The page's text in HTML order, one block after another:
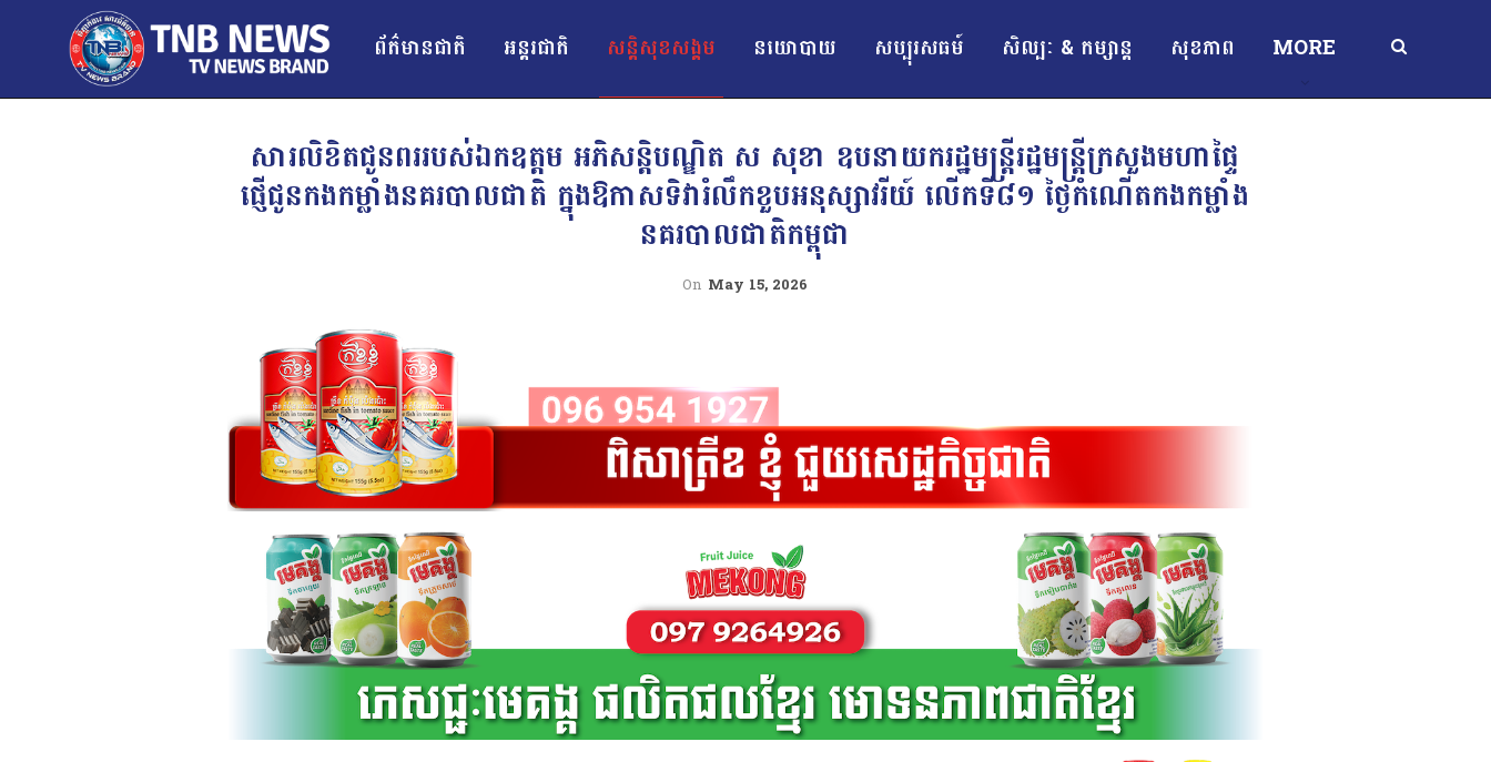
ព័ត៌មានជាតិ អន្ដរជាតិ សន្តិសុខសង្គម នយោបាយ សប្បុរសធម៍ សិល្បៈ & កម្សាន្ត សុខភាព MORE
សារលិខិតជូនពររបស់ឯកឧត្តម អភិសន្តិបណ្ឌិត ស សុខា ឧបនាយករដ្ឋមន្ត្រី​រដ្ឋមន្រ្តីក្រសួងមហាផ្ទៃ
ផ្ញើជូនកងកម្លាំងនគរបាលជាតិ ក្នុងឱកាសទិវារំលឹក​ខួបអនុស្សាវរីយ៍ លើកទី៨១ ថ្ងៃកំណើតកងកម្លាំង
នគរបាលជាតិកម្ពុជា
On May 15, 2026